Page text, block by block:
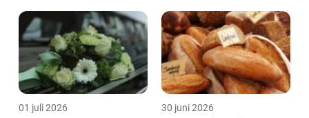
01 juli 2026 30 juni 2026